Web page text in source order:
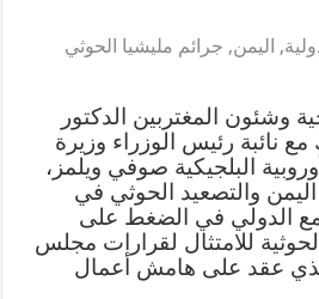
, اليمن, جرائم مليشيا الحوثي
وشئون المغتربين الدكتور
نائبة رئيس الوزراء وزيرة
البلجيكية صوفي ويلمز،
والتصعيد الحوثي في
الدولي في الضغط على
الحوثية للامتثال لقرارات مجلس
الذي عقد على هامش أعمال